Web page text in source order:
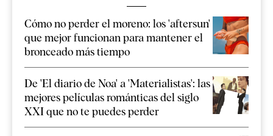
Cómo no perder el moreno: los 'aftersun'
que mejor funcionan para mantener el
bronceado más tiempo
De 'El diario de Noa' a 'Materialistas': las
mejores películas románticas del siglo
XXI que no te puedes perder